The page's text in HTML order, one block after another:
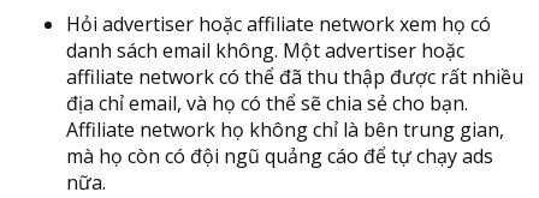
Hỏi advertiser hoặc affiliate network xem họ có
danh sách email không. Một advertiser hoặc
affiliate network có thể đã thu thập được rất nhiều
địa chỉ email, và họ có thể sẽ chia sẻ cho bạn.
Affiliate network họ không chỉ là bên trung gian,
mà họ còn có đội ngũ quảng cáo để tự chạy ads
nữa.